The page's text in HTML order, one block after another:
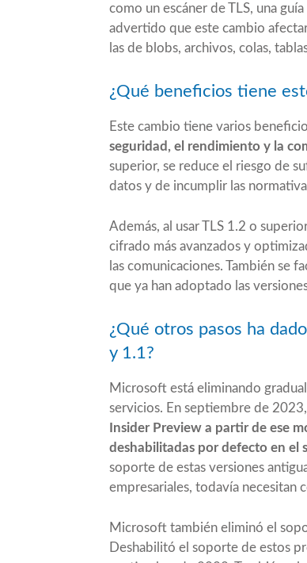
como un escáner de TLS, una
advertido que este cambio
las de blobs, archivos, colas,
¿Qué beneficios tiene
Este cambio tiene varios
seguridad, el rendimiento y la
superior, se reduce el riesgo de
datos y de incumplir las
Además, al usar TLS 1.2 o
cifrado más avanzados y
las comunicaciones. También se
que ya han adoptado las
¿Qué otros pasos ha
y 1.1?
Microsoft está eliminando
servicios. En septiembre de 2023
Insider Preview a partir de ese
deshabilitadas por defecto en el
soporte de estas versiones
empresariales, todavía necesitan
Microsoft también eliminó el
Deshabilitó el soporte de estos